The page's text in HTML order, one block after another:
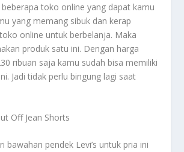
toko online yang dapat kamu
yang memang sibuk dan kerap
online untuk berbelanja. Maka
produk satu ini. Dengan harga
ribuan saja kamu sudah bisa memiliki
Jadi tidak perlu bingung lagi saat
Off Jean Shorts
bawahan pendek Levi’s untuk pria ini